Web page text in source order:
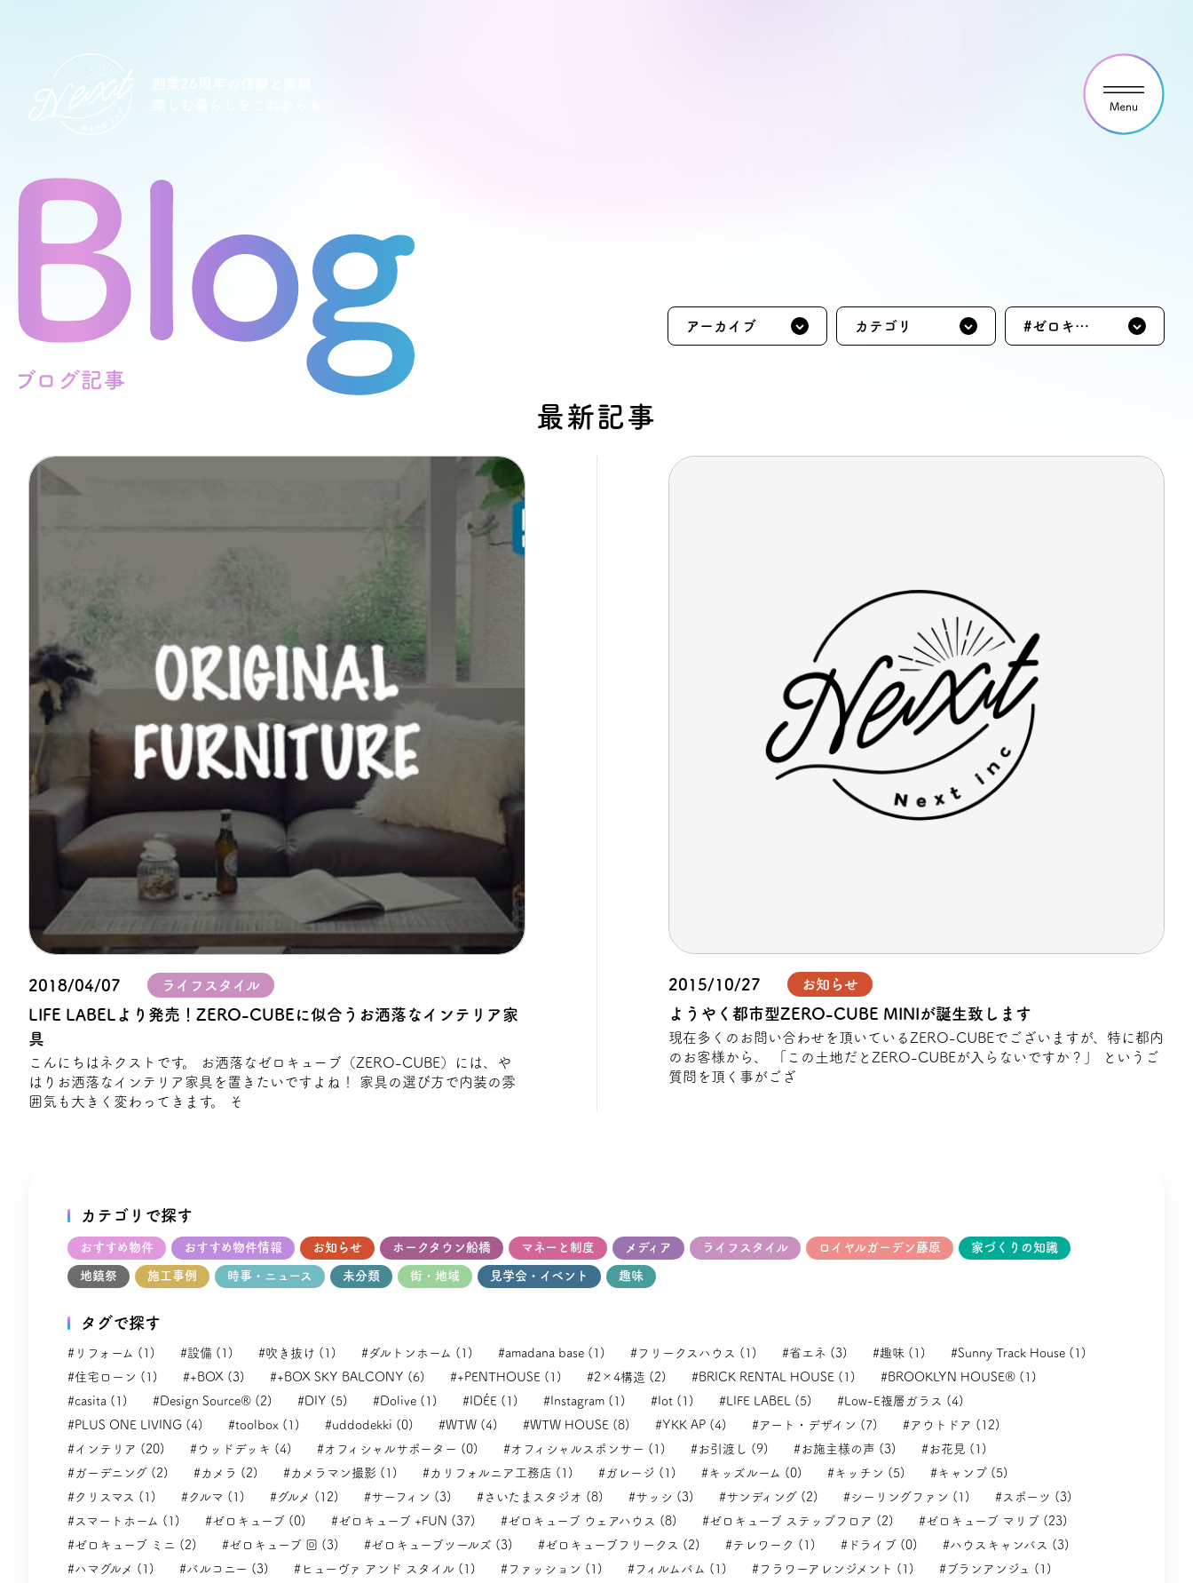
創業26周年の信頼と実績
住宅商品
イベント
オススメ物件
会社案内
キャンペーン
プライバシーポリシー
会員登録
公式アカウント
カテゴリ #ゼロキュ
最新記事
2018/04/07 ライフスタイル
LIFE LABELより発売！ZERO-CUBEに似合うお洒落なインテリア家
具
こんにちはネクストです。 お洒落なゼロキューブ（ZERO-CUBE）には、や
はりお洒落なインテリア家具を置きたいですよね！ 家具の選び方で内装の雰
囲気も大きく変わってきます。 そ
2015/10/27 お知らせ
ようやく都市型ZERO-CUBE MINIが誕生致します
現在多くのお問い合わせを頂いているZERO-CUBEでございますが、特に都内
のお客様から、 「この土地だとZERO-CUBEが入らないですか？」 というご
質問を頂く事がござ
カテゴリで探す
おすすめ物件 おすすめ物件情報 お知らせ ホークタウン船橋 マネーと制度 メディア ライフスタイル ロイヤルガーデン藤原 家づくりの知識
地鎮祭 施工事例 時事・ニュース 未分類 街・地域 見学会・イベント 趣味
タグで探す
#リフォーム (1) #設備 (1) #吹き抜け (1) #ダルトンホーム (1) #amadana base (1) #フリークスハウス (1) #省エネ (3) #趣味 (1)
#Sunny Track House (1)
#住宅ローン (1)
#+BOX (3) #+BOX SKY BALCONY (6) #+PENTHOUSE (1) #2×4構造 (2) #BRICK RENTAL HOUSE (1)
#BROOKLYN HOUSE® (1)
#casita (1)
#Design Source® (2) #DIY (5) #Dolive (1) #IDÉE (1) #Instagram (1) #Iot (1) #LIFE LABEL (5)
#Low-E複層ガラス (4)
#PLUS ONE LIVING (4)
#toolbox (1) #uddodekki (0) #WTW (4) #WTW HOUSE (8) #YKK AP (4) #アート・デザイン (7)
#アウトドア (12)
#インテリア (20)
#ウッドデッキ (4) #オフィシャルサポーター (0) #オフィシャルスポンサー (1) #お引渡し (9) #お施主様の声 (3)
#お花見 (1)
#ガーデニング (2)
#カメラ (2) #カメラマン撮影 (1) #カリフォルニア工務店 (1) #ガレージ (1) #キッズルーム (0) #キッチン (5)
#キャンプ (5)
#クリスマス (1)
#クルマ (1) #グルメ (12) #サーフィン (3) #さいたまスタジオ (8) #サッシ (3) #サンディング (2) #シーリングファン (1)
#スポーツ (3)
#スマートホーム (1)
#ゼロキューブ (0) #ゼロキューブ +FUN (37) #ゼロキューブ ウェアハウス (8) #ゼロキューブ ステップフロア (2)
#ゼロキューブ マリブ (23)
#ゼロキューブ ミニ (2)
#ゼロキューブ 回 (3) #ゼロキューブツールズ (3) #ゼロキューブフリークス (2) #テレワーク (1) #ドライブ (0)
#ハウスキャンバス (3)
#ハマグルメ (1)
#バルコニー (3) #ヒューヴァ アンド スタイル (1) #ファッション (1) #フィルムバム (1) #フラワーアレンジメント (1)
#ブランアンジュ (1)